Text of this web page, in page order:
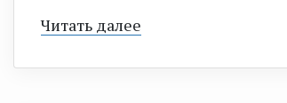
Читать далее